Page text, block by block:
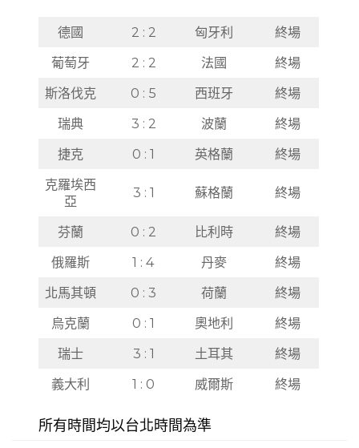
德國 2 : 2 匈牙利
終場
葡萄牙
2 : 2 法國
終場
斯洛伐克
0 : 5 西班牙
終場
瑞典
3 : 2 波蘭
終場
捷克
0 : 1 英格蘭
終場
克羅埃西
亞
3 : 1 蘇格蘭 終場
芬蘭 0 : 2 比利時
終場
俄羅斯
1 : 4 丹麥
終場
北馬其頓
0 : 3 荷蘭
終場
烏克蘭
0 : 1 奧地利
終場
瑞士
3 : 1 土耳其
終場
義大利
1 : 0 威爾斯 終場
所有時間均以台北時間為準